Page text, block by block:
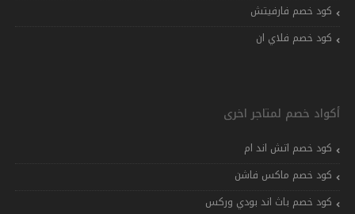
كود خصم فارفيتش
كود خصم فلاي ان
أكواد خصم لمتاجر اخرى
كود خصم اتش اند ام
كود خصم ماكس فاشن
كود خصم باث اند بودي وركس